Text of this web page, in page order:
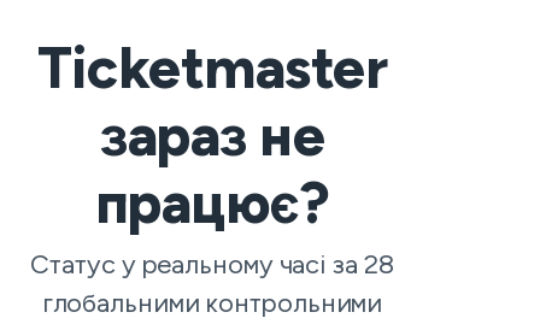
Ticketmaster
зараз не
працює?
Статус у реальному часі за 28
глобальними контрольними